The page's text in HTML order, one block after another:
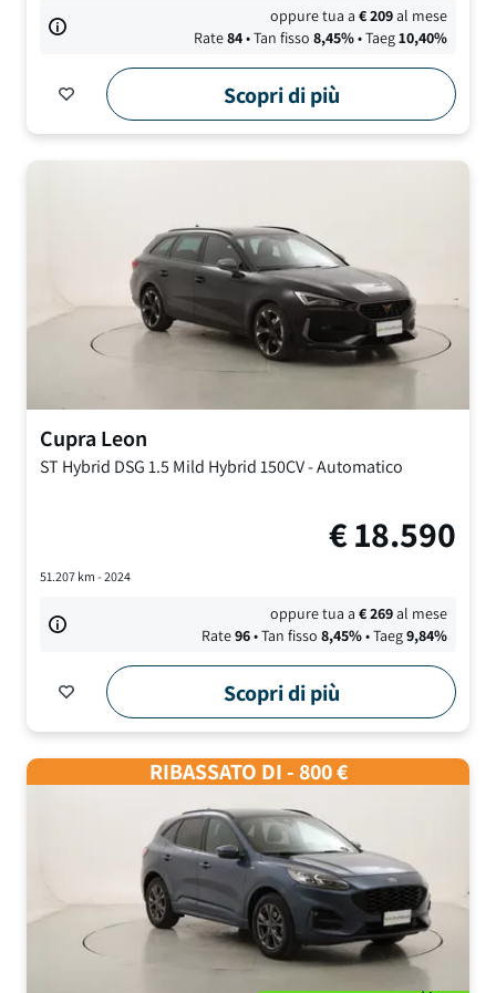
oppure tua a€209al mese
Rate84• Tan fisso 8,45%• Taeg10,40%
Scopri di più
Cupra Leon
ST Hybrid DSG1.5 Mild Hybrid 150CV-Automatico
€18.590
51.207km - 2024
oppure tua a€269al mese
Rate96• Tan fisso 8,45%• Taeg9,84%
Scopri di più
RIBASSATO DI - 800 €